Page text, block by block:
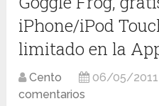
iPhone/iPod
limitado en la
Cento 06/05/2011
comentarios